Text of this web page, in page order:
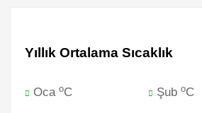
Yıllık Ortalama Sıcaklık
Oca oC ŞuboC